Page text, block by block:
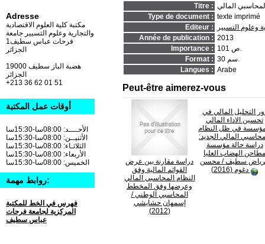
Titre : المالي
Type de document : texte imprimé
Editeur :
وعلوم التسيير
Année de publication : 2013
Importance :
101 ص.
Format :
30 سم.
Langues : Arabe
Peut-être aimerez-vous
دراسة مقارنة بين عرض
القوائم المالية وفق
النظام المحاسبي المالي
وعرضها وفق المخطط
المحاسبي الوطني/
إسمهان حشايشي
(2012)
التحليل المالي في
تحسين الاداء المالي
في ظل النظام
المالي الجديد:
دراسة حالة مؤسسة
مطاحن الهضاب العليا
سطيف/ محسن
دغوم (2016)
Adresse
مكتبة كلية العلوم الاقتصادية
والتجارية وعلوم التسيير جامعة
فرحات عباس سطيف1
الجزائر
19000 هضبة الباز سطيف
+213 36 62 01 51
أوقات عمل المكتبة
الأحــــد: 08:00سا-15:30سا
الأثنيــن: 08:00سا-15:30سا
الثلاثـاء: 08:00سا-15:30سا
الأربعاء: 08:00سا-15:30سا
الخميس: 08:00سا-15:30سا
روابط مهمة:
فهرس في الخط للمكتبة
المركزية لجامعة فرحات
عباس سطيف